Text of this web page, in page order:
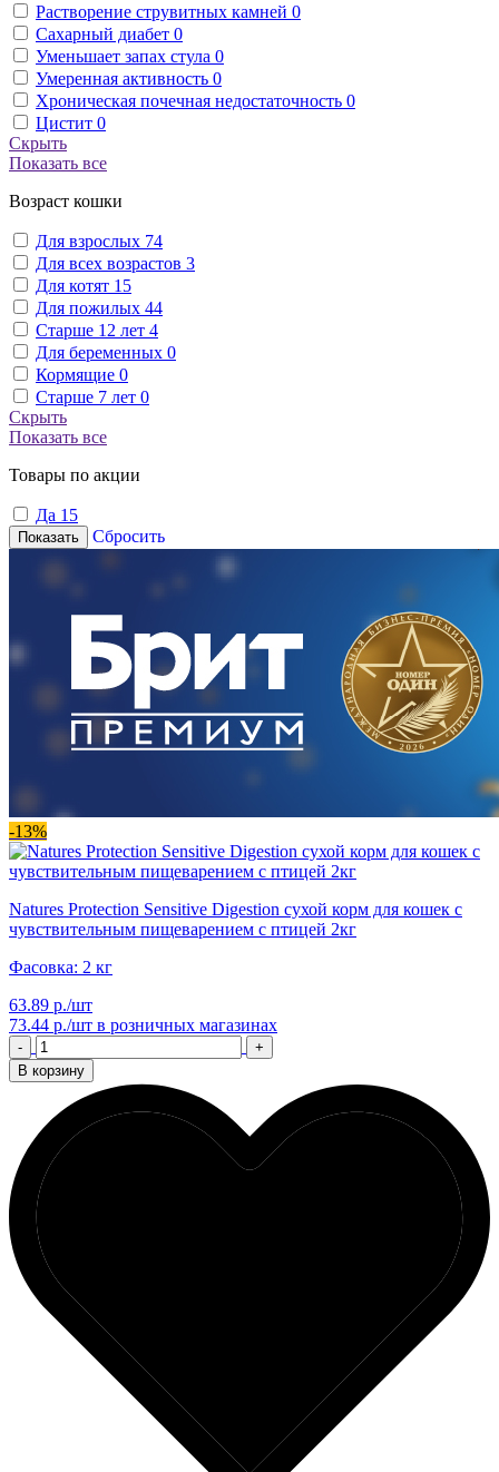
Растворение струвитных камней 0
Сахарный диабет 0
Уменьшает запах стула 0
Умеренная активность 0
Хроническая почечная недостаточность 0
Цистит 0
Скрыть
Показать все
Возраст кошки
Для взрослых 74
Для всех возрастов 3
Для котят 15
Для пожилых 44
Старше 12 лет 4
Для беременных 0
Кормящие 0
Старше 7 лет 0
Скрыть
Показать все
Товары по акции
Да 15
Показать Сбросить
-13%
Natures Protection Sensitive Digestion сухой корм для кошек с
чувствительным пищеварением с птицей 2кг
Фасовка: 2 кг
63.89 р./шт
73.44 р./шт в розничных магазинах
-
+
В корзину